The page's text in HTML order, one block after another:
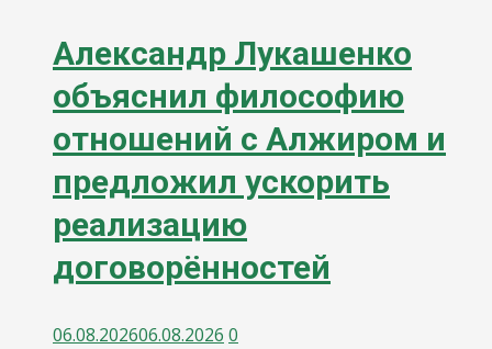
Александр Лукашенко
объяснил философию
отношений с Алжиром и
предложил ускорить
реализацию
договорённостей
06.08.202606.08.2026 0